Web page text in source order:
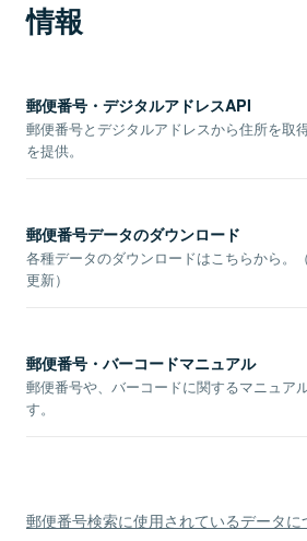
情報
郵便番号・デジタルアドレスAPI
郵便番号とデジタルアドレスから住所を取
を提供。
郵便番号データのダウンロード
各種データのダウンロードはこちらから。
更新）
郵便番号・バーコードマニュアル
郵便番号や、バーコードに関するマニュア
す。
郵便番号検索に使用されているデータに